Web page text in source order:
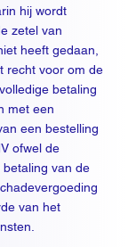
hij wordt
zetel van
heeft gedaan,
recht voor om de
betaling
met een
een bestelling
ofwel de
van de
van het